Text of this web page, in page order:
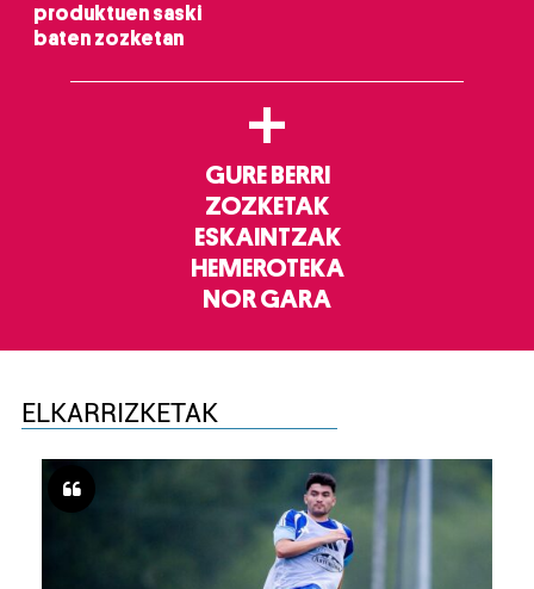
produktuen saski
baten zozketan
+
GURE BERRI
ZOZKETAK
ESKAINTZAK
HEMEROTEKA
NOR GARA
ELKARRIZKETAK